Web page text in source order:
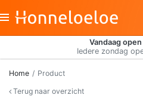
Vandaag
Iedere zondag
Home
Product
Terug naar overzicht